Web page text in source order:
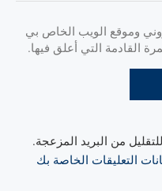
وموقع الويب الخاص بي
القادمة التي أعلق فيها.
من البريد المزعجة.
التعليقات الخاصة بك